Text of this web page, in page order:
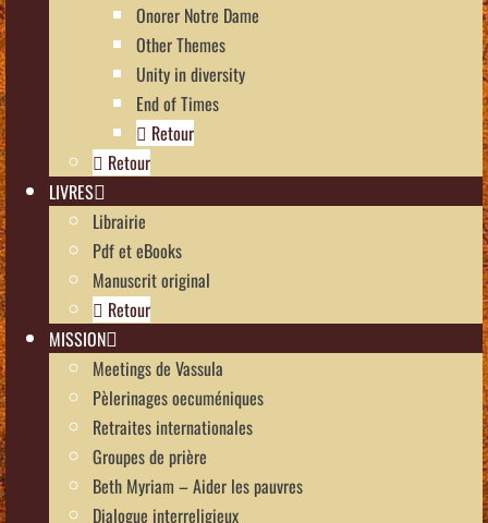
Onorer Notre Dame
Other Themes
Unity in diversity
End of Times
Retour
Retour
LIVRES
Librairie
Pdf et eBooks
Manuscrit original
Retour
MISSION
Meetings de Vassula
Pèlerinages oecuméniques
Retraites internationales
Groupes de prière
Beth Myriam – Aider les pauvres
Dialogue interreligieux